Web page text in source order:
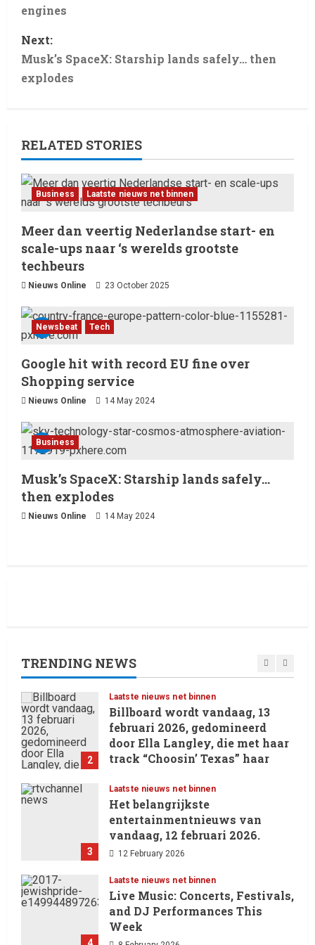
engines
Next:
Musk’s SpaceX: Starship lands safely… then
explodes
RELATED STORIES
Business Laatste nieuws net binnen
Meer dan veertig Nederlandse start- en
scale-ups naar ‘s werelds grootste
techbeurs
Nieuws Online 23 October 2025
Newsbeat Tech
Google hit with record EU fine over
Shopping service
Nieuws Online 14 May 2024
Business
Musk’s SpaceX: Starship lands safely…
then explodes
Nieuws Online 14 May 2024
TRENDING NEWS
Laatste nieuws net binnen
Billboard wordt vandaag, 13
door Ella Langley, die met haar
eerste nummer 1-positie in de
Hot 100 heeft behaald.
Laatste nieuws net binnen
entertainmentnieuws van
vandaag, 12 februari 2026.
12 February 2026
4
Live Music: Concerts, Festivals,
and DJ Performances This
8 February 2026
Laatste nieuws net binnen
1
2
Laatste nieuws net binnen
Billboard wordt vandaag, 13
februari 2026, gedomineerd
door Ella Langley, die met haar
track “Choosin’ Texas” haar
Hot 100 heeft behaald.
13 February 2026
3
Laatste nieuws net binnen
Het belangrijkste
entertainmentnieuws van
vandaag, 12 februari 2026.
12 February 2026
Laatste nieuws net binnen
Live Music: Concerts, Festivals,
and DJ Performances This
Week